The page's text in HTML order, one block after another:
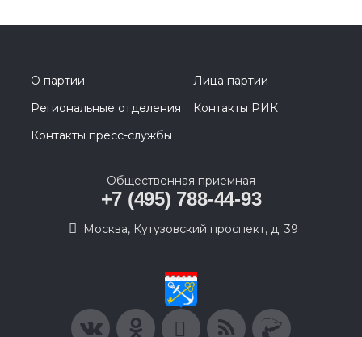
О партии
Лица партии
Региональные отделения
Контакты РИК
Контакты пресс-службы
Общественная приемная
+7 (495) 788-44-93
Москва, Кутузовский проспект, д. 39